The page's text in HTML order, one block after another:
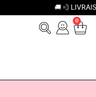
🚚 💨 LIVRAISON
0